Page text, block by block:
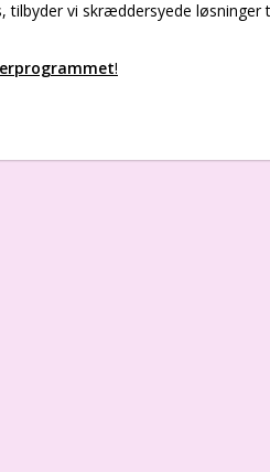
vi skræddersyede løsninger
!